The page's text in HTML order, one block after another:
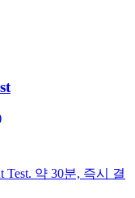
Test. 약 30분, 즉시 결